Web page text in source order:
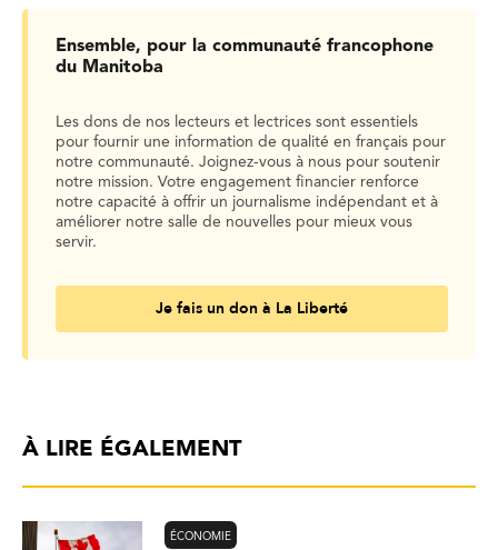
Ensemble, pour la communauté francophone
du Manitoba
Les dons de nos lecteurs et lectrices sont essentiels
pour fournir une information de qualité en français pour
notre communauté. Joignez-vous à nous pour soutenir
notre mission. Votre engagement financier renforce
notre capacité à offrir un journalisme indépendant et à
améliorer notre salle de nouvelles pour mieux vous
servir.
Je fais un don à La Liberté
À LIRE ÉGALEMENT
ÉCONOMIE